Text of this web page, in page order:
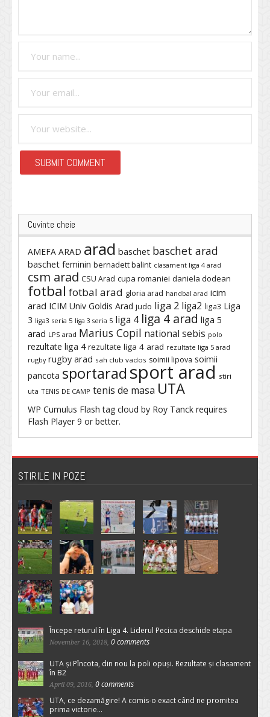
Cuvinte cheie
AMEFA ARAD arad baschet baschet arad
baschet feminin bernadett balint clasament liga 4 arad
csm arad CSU Arad cupa romaniei daniela dodean
fotbal fotbal arad gloria arad handbal arad icim
arad ICIM Univ Goldis Arad judo liga 2 liga2 liga3 Liga
3 liga3 seria 5 liga 3 seria 5 liga 4 liga 4 arad liga 5
arad LPS arad Marius Copil national sebis polo
rezultate liga 4 rezultate liga 4 arad rezultate liga 5 arad
rugby rugby arad sah club vados soimii lipova soimii
pancota sportarad sport arad stiri
uta TENIS DE CAMP tenis de masa UTA
WP Cumulus Flash tag cloud by Roy Tanck requires
Flash Player 9 or better.
STIRILE IN POZE
Începe returul în Liga 4. Liderul Pecica deschide etapa
November 16, 2018, 0 comments
UTA și Pîncota, din nou la poli opuși. Rezultate și clasament
în B2
April 09, 2016, 0 comments
UTA, ce dezamăgire! A comis-o exact când ne promitea
prima victorie…